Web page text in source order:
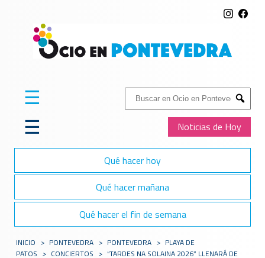
Buscar:
Submit
Noticias de Hoy
☰
☰
Qué hacer hoy
Qué hacer mañana
Qué hacer el fin de semana
INICIO > PONTEVEDRA > PONTEVEDRA > PLAYA DE
PATOS > CONCIERTOS > “TARDES NA SOLAINA 2026” LLENARÁ DE